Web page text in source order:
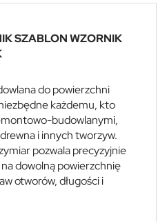
SZABLON WZORNIK
do powierzchni
każdemu, kto
budowlanymi,
i innych tworzyw.
pozwala precyzyjnie
dowolną powierzchnię
otworów, długości i